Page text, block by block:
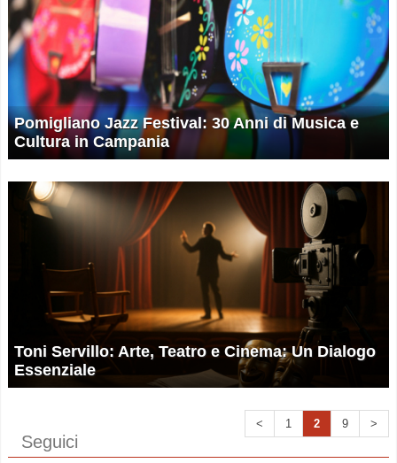
Pomigliano Jazz Festival: 30 Anni di Musica e
Cultura in Campania
Toni Servillo: Arte, Teatro e Cinema: Un Dialogo
Essenziale
< 1 2 9 >
Seguici